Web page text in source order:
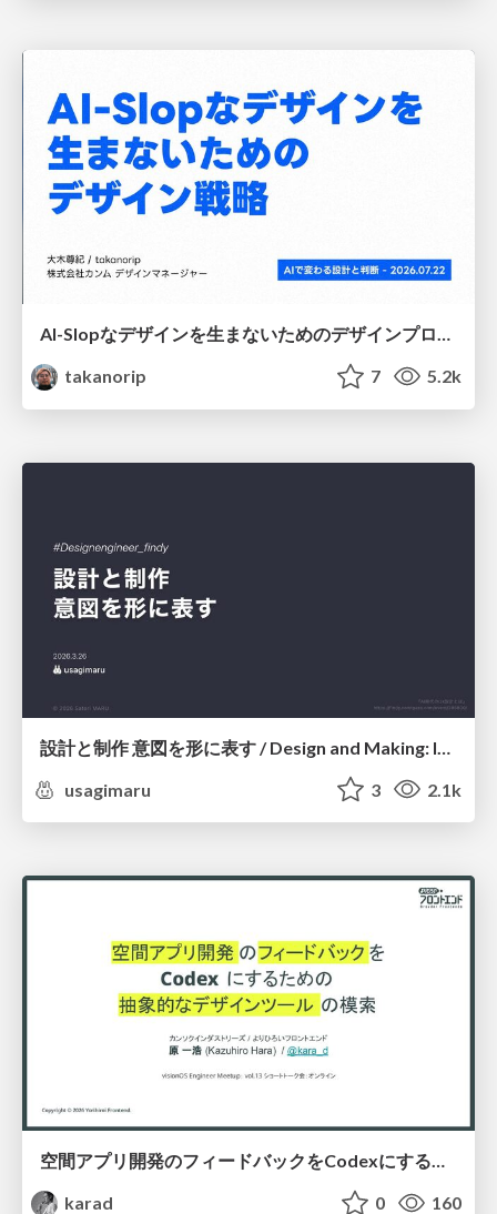
AI-Slopなデザインを生まないためのデザインプロセス戦略
takanorip
7 5.2k
usagimaru
3 2.1k
空間アプリ開発のフィードバックをCodexにするための抽象的なデザインツールの模索
karad
0 160